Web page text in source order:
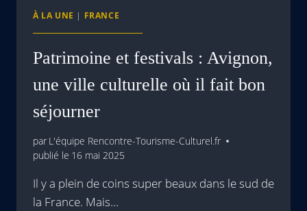
À LA UNE | FRANCE
Patrimoine et festivals : Avignon,
une ville culturelle où il fait bon
séjourner
par L'équipe Rencontre-Tourisme-Culturel.fr
publié le 16 mai 2025
Il y a plein de coins super beaux dans le sud de
la France. Mais…